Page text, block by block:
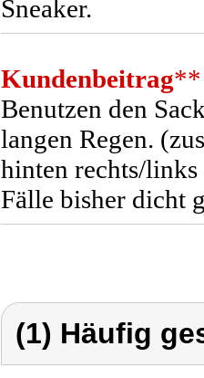
Sneaker.
Kundenbeitrag**
Benutzen den
langen Regen.
hinten rechts/
Fälle bisher dicht
(1) Häufig